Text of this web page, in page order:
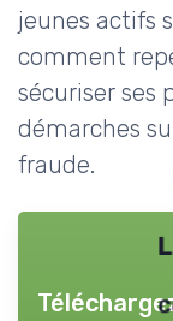
jeunes actifs
comment
sécuriser ses
démarches
fraude.